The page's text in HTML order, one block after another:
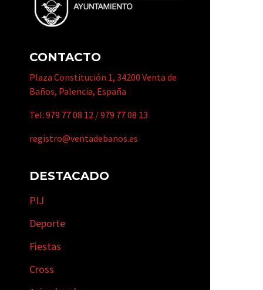
CONTACTO
Plaza Constitución 1, 34200 Venta de
Baños, Palencia, España
Tel: 979 77 08 12 /979 77 08 13
registro@ventadebanos.es
DESTACADO
PIJ
Deporte
Fiestas
Cross